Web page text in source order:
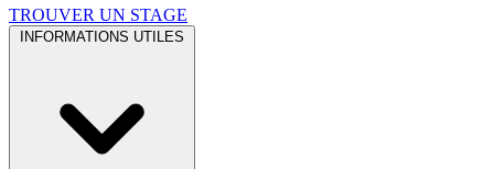
TROUVER UN STAGE
INFORMATIONS UTILES